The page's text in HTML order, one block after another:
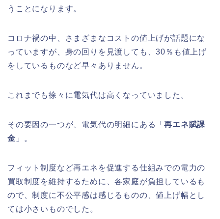
うことになります。
コロナ禍の中、さまざまなコストの値上げが話題にな
っていますが、身の回りを見渡しても、30％も値上げ
をしているものなど早々ありません。
これまでも徐々に電気代は高くなっていました。
その要因の一つが、電気代の明細にある「再エネ賦課
金 」。
フィット制度など再エネを促進する仕組みでの電力の
買取制度を維持するために、各家庭が負担しているも
ので、制度に不公平感は感じるものの、値上げ幅とし
ては小さいものでした。